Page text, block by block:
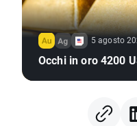
5 agosto
Occhi in oro 4200